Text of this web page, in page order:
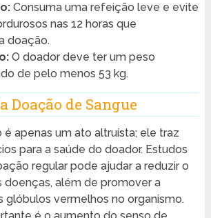
Consuma uma refeição leve e evite
nas 12 horas que
doação.
O doador deve ter um peso
de pelo menos 53 kg.
Doação de Sangue
é apenas um ato altruísta; ele traz
para a saúde do doador. Estudos
regular pode ajudar a reduzir o
doenças, além de promover a
glóbulos vermelhos no organismo.
é o aumento do senso de